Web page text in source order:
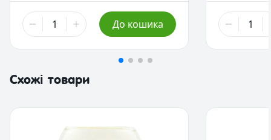
775,00 ₴
50 г
500 г- Немає в наявності
До кошика
921,50 ₴
25 г
Схожі товари